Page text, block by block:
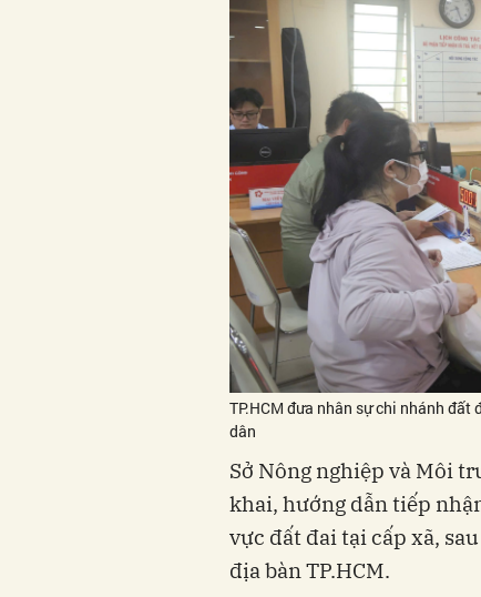
TP.HCM đưa nhân sự chi nhánh đất
dân
Sở Nông nghiệp và Môi
khai, hướng dẫn tiếp
vực đất đai tại cấp xã,
địa bàn TP.HCM.